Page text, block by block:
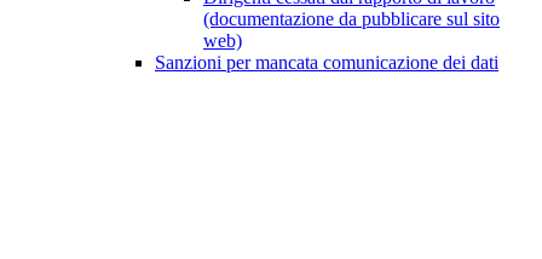
(documentazione da pubblicare sul sito
web)
Sanzioni per mancata comunicazione dei dati